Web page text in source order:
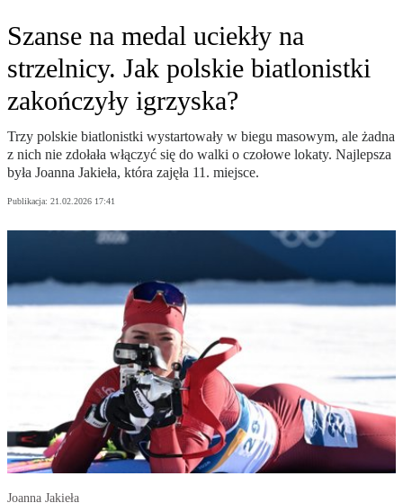
Szanse na medal uciekły na
strzelnicy. Jak polskie biatlonistki
zakończyły igrzyska?
Trzy polskie biatlonistki wystartowały w biegu masowym, ale żadna
z nich nie zdołała włączyć się do walki o czołowe lokaty. Najlepsza
była Joanna Jakieła, która zajęła 11. miejsce.
Publikacja: 21.02.2026 17:41
Joanna Jakieła